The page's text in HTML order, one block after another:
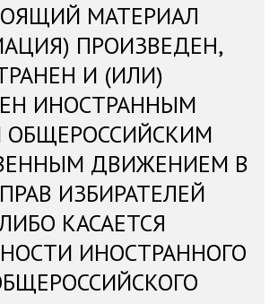
МАТЕРИАЛ
ПРОИЗВЕДЕН,
И (ИЛИ)
ИНОСТРАННЫМ
ОБЩЕРОССИЙСКИМ
ДВИЖЕНИЕМ В
ИЗБИРАТЕЛЕЙ
КАСАЕТСЯ
ИНОСТРАННОГО